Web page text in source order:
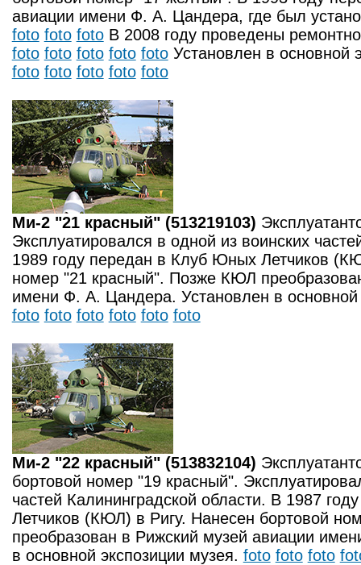
авиации имени Ф. А. Цандера, где был
foto foto fotoВ 2008 году проведены
foto foto foto foto fotoУстановлен в основной
foto foto foto foto foto
Ми-2 "21 красный" (513219103)
Эксплуатировался в одной из воинских
1989 году передан в Клуб Юных Летчиков
номер "21 красный". Позже КЮЛ
имени Ф. А. Цандера. Установлен в
foto foto foto foto foto foto
Ми-2 "22 красный" (513832104)
бортовой номер "19 красный".
частей Калининградской области. В 1987
Летчиков (КЮЛ) в Ригу. Нанесен бортовой
преобразован в Рижский музей авиации
в основной экспозиции музея. foto foto foto